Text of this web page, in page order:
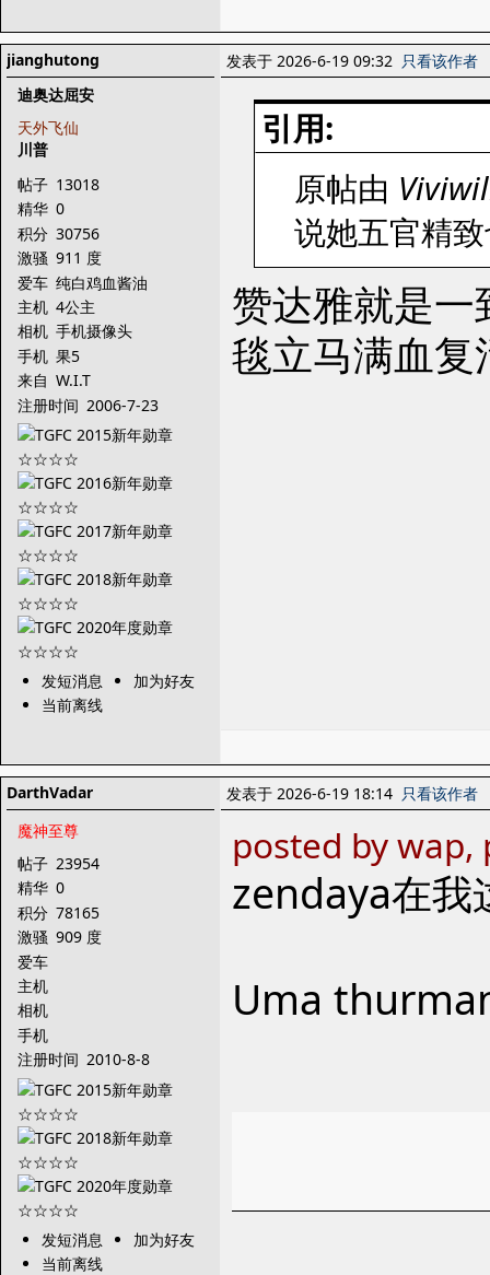
jianghutong
迪奥达屈安
天外飞仙
川普
帖子 13018
精华 0
积分 30756
激骚 911 度
爱车 纯白鸡血酱油
主机 4公主
相机 手机摄像头
手机 果5
来自 W.I.T
注册时间 2006-7-23
发短消息
加为好友
当前离线
发表于 2026-6-19 09:32 只看该作者
引用:
原帖由
说她五官精
赞达雅就是
毯立马满血
DarthVadar
魔神至尊
帖子 23954
精华 0
积分 78165
激骚 909 度
爱车
主机
相机
手机
注册时间 2010-8-8
发短消息
加为好友
当前离线
发表于 2026-6-19 18:14 只看该作者
posted by wap,
zendaya在我
Uma